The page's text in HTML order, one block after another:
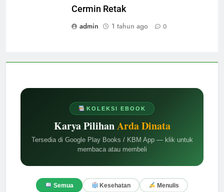
KOLEKSI EBOOK
Karya PilihanArda Dinata
Tersedia di Google Play Books / KBM App — klik untuk
membaca atau membeli
Semua Kesehatan Menulis
Cermin Retak
admin
1 tahun ago 0